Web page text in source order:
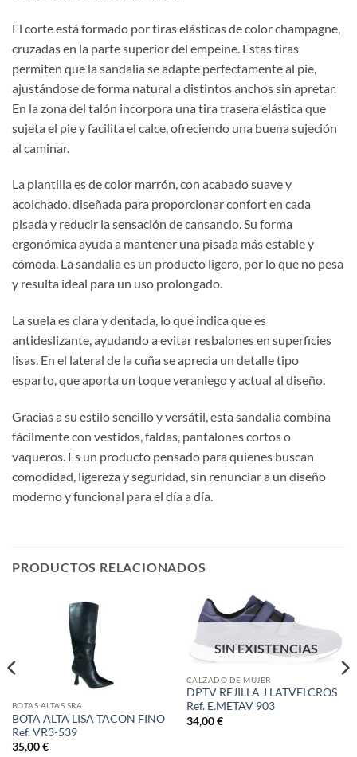
El corte está formado por tiras elásticas de color champagne,
cruzadas en la parte superior del empeine. Estas tiras
permiten que la sandalia se adapte perfectamente al pie,
ajustándose de forma natural a distintos anchos sin apretar.
En la zona del talón incorpora una tira trasera elástica que
sujeta el pie y facilita el calce, ofreciendo una buena sujeción
al caminar.
La plantilla es de color marrón, con acabado suave y
acolchado, diseñada para proporcionar confort en cada
pisada y reducir la sensación de cansancio. Su forma
ergonómica ayuda a mantener una pisada más estable y
cómoda. La sandalia es un producto ligero, por lo que no pesa
y resulta ideal para un uso prolongado.
La suela es clara y dentada, lo que indica que es
antideslizante, ayudando a evitar resbalones en superficies
lisas. En el lateral de la cuña se aprecia un detalle tipo
esparto, que aporta un toque veraniego y actual al diseño.
Gracias a su estilo sencillo y versátil, esta sandalia combina
fácilmente con vestidos, faldas, pantalones cortos o
vaqueros. Es un producto pensado para quienes buscan
comodidad, ligereza y seguridad, sin renunciar a un diseño
moderno y funcional para el día a día.
PRODUCTOS RELACIONADOS
BOTAS ALTAS SRA
BOTA ALTA LISA TACON FINO
Ref. VR3-539
35,00€
SIN EXISTENCIAS
CALZADO DE MUJER
DPTV REJILLA J LATVELCROS
Ref. E.METAV 903
34,00€